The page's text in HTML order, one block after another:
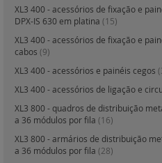
XL3 400 - acessórios de fixação e
DPX-IS 630 em platina (15)
XL3 400 - acessórios de fixação e
cabos (9)
XL3 400 - acessórios e painéis cegos
XL3 400 - acessórios de ligação e
XL3 800 - quadros de distribuição
a 36 módulos por fila (16)
XL3 800 - armários de distribuição
a 36 módulos por fila (28)